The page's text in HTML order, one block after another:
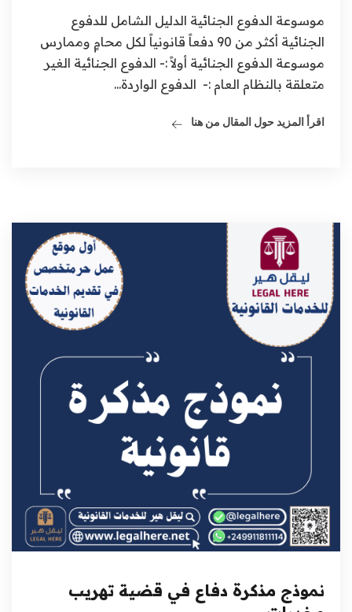
موسوعة الدفوع الجنائية الدليل الشامل للدفوع
الجنائية أكثر من 90 دفعاً قانونياً لكل محامٍ وممارس
موسوعة الدفوع الجنائية أولاً :- الدفوع الجنائية الغير
متعلقة بالنظام العام :- الدفوع الواردة...
اقرأ المزيد حول المقال من هنا
نموذج مذكرة دفاع في قضية تهريب